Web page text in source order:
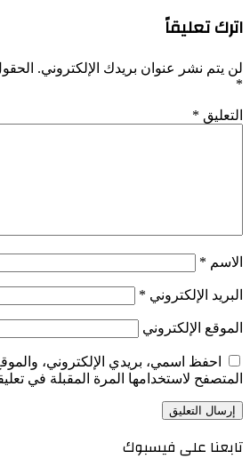
اترك تعليقاً
لن يتم نشر عنوان بريدك الإلكتروني.
*
التعليق *
الاسم *
البريد الإلكتروني *
الموقع الإلكتروني
احفظ اسمي، بريدي الإلكتروني،
المتصفح لاستخدامها المرة المقبلة في
تابعنا على فيسبوك